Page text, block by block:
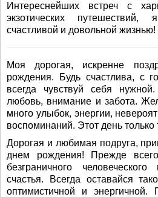
Интереснейших встреч с
экзотических
счастливой и довольной
Моя дорогая, искренне
рождения. Будь счастлива, с
всегда чувствуй себя
любовь, внимание и забота.
много улыбок, энергии,
воспоминаний. Этот день только
Дорогая и любимая подруга,
днем рождения! Прежде
безграничного
счастья. Всегда оставайся
оптимистичной и